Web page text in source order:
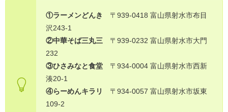
①ラーメンどんき
〒939-0418 富山県射水市布目
沢243-1
②中華そば三丸三〒939-0232 富山県射水市大門
232
③ひさみなと食堂〒934-0004 富山県射水市西新
湊20-1
④らーめんキラリ
〒934-0057 富山県射水市坂東
109-2